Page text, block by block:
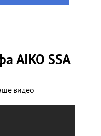
AIKO SSA
видео